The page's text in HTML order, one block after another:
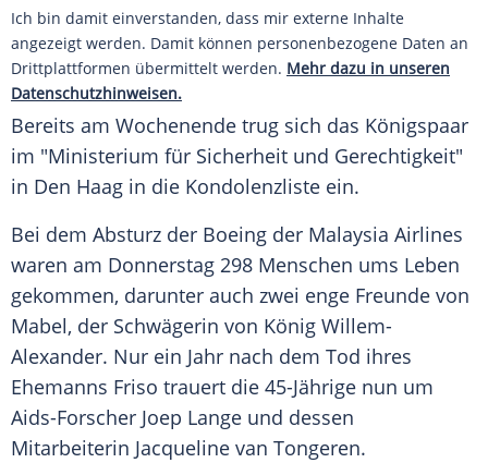
Ich bin damit einverstanden, dass mir externe Inhalte
angezeigt werden. Damit können personenbezogene Daten an
Drittplattformen übermittelt werden. Mehr dazu in unseren
Datenschutzhinweisen.
Bereits am Wochenende trug sich das Königspaar
im "Ministerium für Sicherheit und Gerechtigkeit"
in Den Haag in die Kondolenzliste ein.
Bei dem Absturz der Boeing der Malaysia Airlines
waren am Donnerstag 298 Menschen ums Leben
gekommen, darunter auch zwei enge Freunde von
Mabel, der Schwägerin von König Willem-
Alexander. Nur ein Jahr nach dem Tod ihres
Ehemanns Friso trauert die 45-Jährige nun um
Aids-Forscher Joep Lange und dessen
Mitarbeiterin Jacqueline van Tongeren.